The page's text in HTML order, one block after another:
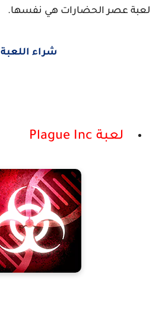
لعبة عصر الحضارات هي نفسها.
شراء اللعبة
لعبة Plague Inc